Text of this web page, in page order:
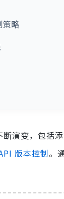
策略
演变，包括
版本控制。